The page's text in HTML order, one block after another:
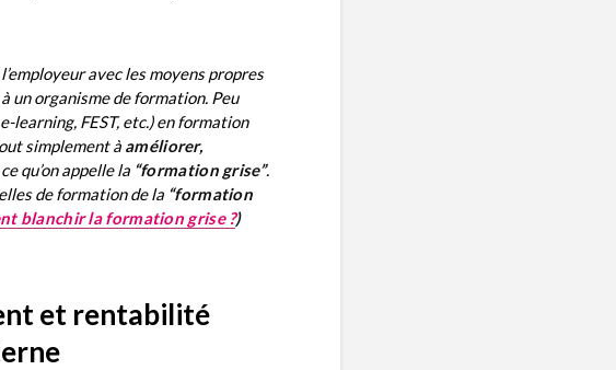
avec les moyens propres
un organisme de formation. Peu
e-learning, FEST, etc.) en formation
simplement à améliorer,
qu’on appelle la “formation grise”.
de formation de la “formation
blanchir la formation grise ?)
et rentabilité